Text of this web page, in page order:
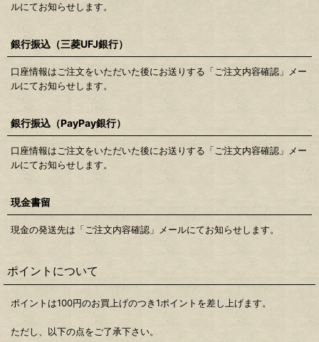
ルにてお知らせします。
銀行振込（三菱UFJ銀行）
口座情報はご注文をいただいた後にお送りする「ご注文内容確認」メー
ルにてお知らせします。
銀行振込（PayPay銀行）
口座情報はご注文をいただいた後にお送りする「ご注文内容確認」メー
ルにてお知らせします。
現金書留
現金の発送先は「ご注文内容確認」メールにてお知らせします。
ポイントについて
ポイントは100円のお買上げのつき1ポイントを差し上げます。
ただし、以下の点をご了承下さい。